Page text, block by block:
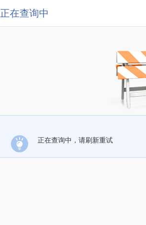
正在查询中
正在查询中，请刷新重试